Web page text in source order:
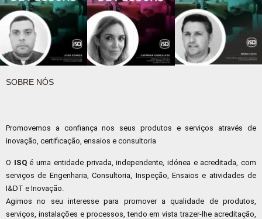
SOBRE NÓS
Promovemos a confiança nos seus produtos e serviços através de
inovação, certificação, ensaios e consultoria
O ISQé uma entidade privada, independente, idónea e acreditada, com
serviços de Engenharia, Consultoria, Inspeção, Ensaios e atividades de
I&DT e Inovação.
Agimos no seu interesse para promover a qualidade de produtos,
serviços, instalações e processos, tendo em vista trazer-lhe acreditação,